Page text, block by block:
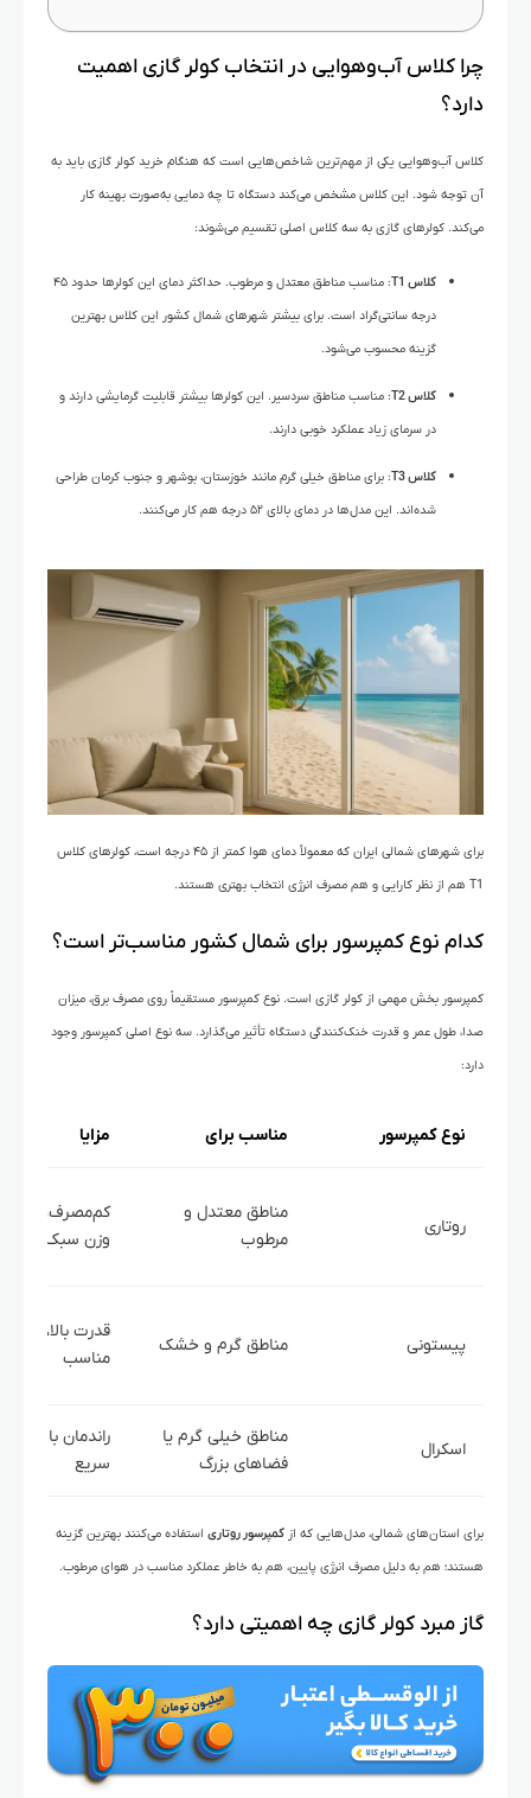
چرا کلاس آب‌وهوایی در انتخاب کولر گازی اهمیت
دارد؟
کلاس آب‌وهوایی یکی از مهم‌ترین شاخص‌هایی است که هنگام خرید کولر گازی باید به
آن توجه شود. این کلاس مشخص می‌کند دستگاه تا چه دمایی به‌صورت بهینه کار
می‌کند. کولرهای گازی به سه کلاس اصلی تقسیم می‌شوند:
کلاس T1 : مناسب مناطق معتدل و مرطوب. حداکثر دمای این کولرها حدود ۴۵
درجه سانتی‌گراد است. برای بیشتر شهرهای شمال کشور این کلاس بهترین
گزینه محسوب می‌شود.
کلاس T2 : مناسب مناطق سردسیر. این کولرها بیشتر قابلیت گرمایشی دارند و
در سرمای زیاد عملکرد خوبی دارند.
کلاس T3 : برای مناطق خیلی گرم مانند خوزستان، بوشهر و جنوب کرمان طراحی
شده‌اند. این مدل‌ها در دمای بالای ۵۲ درجه هم کار می‌کنند.
برای شهرهای شمالی ایران که معمولاً دمای هوا کمتر از ۴۵ درجه است، کولرهای کلاس
T1 هم از نظر کارایی و هم مصرف انرژی انتخاب بهتری هستند.
کدام نوع کمپرسور برای شمال کشور مناسب‌تر است؟
کمپرسور بخش مهمی از کولر گازی است. نوع کمپرسور مستقیماً روی مصرف برق، میزان
صدا، طول عمر و قدرت خنک‌کنندگی دستگاه تأثیر می‌گذارد. سه نوع اصلی کمپرسور وجود
دارد:
نوع کمپرسور مناسب برای مزایا
روتاری
مناطق معتدل و
مرطوب
کم‌مصرف،
وزن سبک
پیستونی مناطق گرم و خشک
قدرت بالا، دوام
مناسب
اسکرال
مناطق خیلی گرم یا
فضاهای بزرگ
راندمان بالا،
سریع
برای استان‌های شمالی، مدل‌هایی که از کمپرسور روتاری استفاده می‌کنند بهترین گزینه
هستند؛ هم به دلیل مصرف انرژی پایین، هم به خاطر عملکرد مناسب در هوای مرطوب.
گاز مبرد کولر گازی چه اهمیتی دارد؟